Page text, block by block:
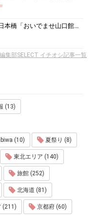
ぶち旨いもんに出会える！日本橋「おいでませ山口館」で買うべき銘品ガイド
集部SELECT イチオシ記事一覧
(13)
(10) 夏祭り (8)
東北エリア (140)
旅館 (252)
北海道 (81)
(211) 京都府 (60)